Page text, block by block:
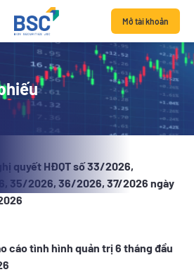
Mở tài khoản
quyết HĐQT số 33/2026,
35/2026, 36/2026, 37/2026 ngày
cáo tình hình quản trị 6 tháng đầu